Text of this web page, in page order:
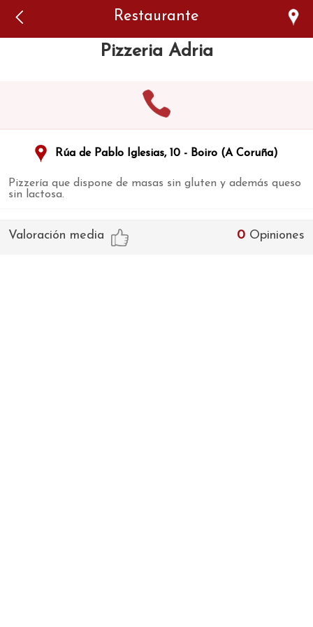
Restaurante
Pizzeria Adria
Rúa de Pablo Iglesias, 10 - Boiro (A Coruña)
Pizzerí­a que dispone de masas sin gluten y además queso
sin lactosa.
0 Opiniones
Valoración media
authorized to show the cookie declaration for domain group
ID 546ddaab-b478-4440-aa8a-3b0205284212. Please add it to
the domain group in the Cookiebot Manager to authorize